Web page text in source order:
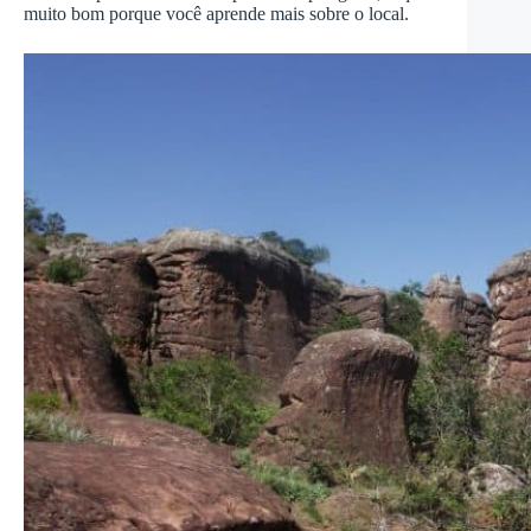
muito bom porque você aprende mais sobre o local.